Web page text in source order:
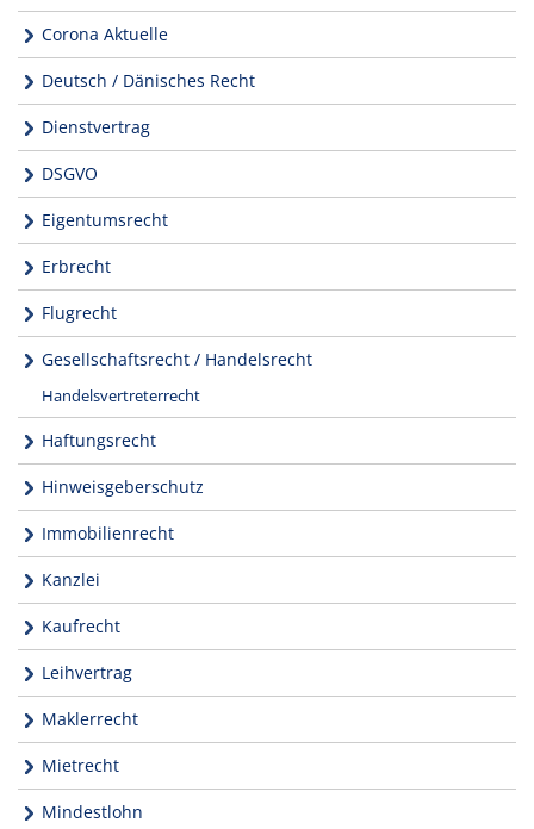
Corona Aktuelle
Deutsch / Dänisches Recht
Dienstvertrag
DSGVO
Eigentumsrecht
Erbrecht
Flugrecht
Gesellschaftsrecht / Handelsrecht
Handelsvertreterrecht
Haftungsrecht
Hinweisgeberschutz
Immobilienrecht
Kanzlei
Kaufrecht
Leihvertrag
Maklerrecht
Mietrecht
Mindestlohn